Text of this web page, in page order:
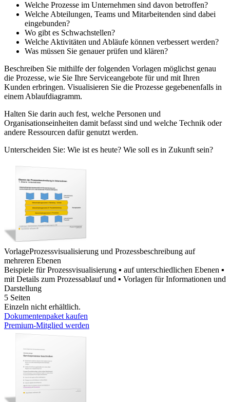
Welche Prozesse im Unternehmen sind davon betroffen?
Welche Abteilungen, Teams und Mitarbeitenden sind dabei
eingebunden?
Wo gibt es Schwachstellen?
Welche Aktivitäten und Abläufe können verbessert werden?
Was müssen Sie genauer prüfen und klären?
Beschreiben Sie mithilfe der folgenden Vorlagen möglichst genau
die Prozesse, wie Sie Ihre Serviceangebote für und mit Ihren
Kunden erbringen. Visualisieren Sie die Prozesse gegebenenfalls in
einem Ablaufdiagramm.
Halten Sie darin auch fest, welche Personen und
Organisationseinheiten damit befasst sind und welche Technik oder
andere Ressourcen dafür genutzt werden.
Unterscheiden Sie: Wie ist es heute? Wie soll es in Zukunft sein?
VorlageProzessvisualisierung und Prozessbeschreibung auf
mehreren Ebenen
Beispiele für Prozessvisualisierung ▪ auf unterschiedlichen Ebenen ▪
mit Details zum Prozessablauf und ▪ Vorlagen für Informationen und
Darstellung
5 Seiten
Einzeln nicht erhältlich.
Dokumentenpaket kaufen
Premium-Mitglied werden